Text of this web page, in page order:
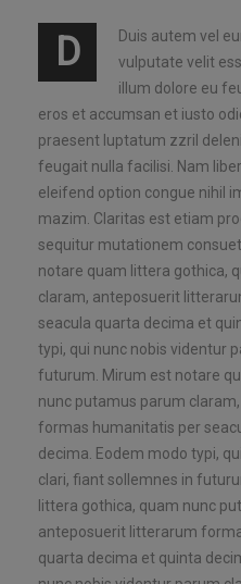
D
Duis autem vel
vulputate velit
illum dolore eu
eros et accumsan et iusto
praesent luptatum zzril
feugait nulla facilisi. Nam
eleifend option congue nihil
mazim. Claritas est etiam
sequitur mutationem
notare quam littera gothica,
claram, anteposuerit
seacula quarta decima et
typi, qui nunc nobis videntur
futurum. Mirum est notare
nunc putamus parum
formas humanitatis per
decima. Eodem modo typi,
clari, fiant sollemnes in
littera gothica, quam nunc
anteposuerit litterarum
quarta decima et quinta